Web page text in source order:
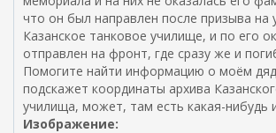
что он был направлен после призыва на
Казанское танковое училище, и по его
отправлен на фронт, где сразу же и
Помогите найти информацию о моём
подскажет координаты архива
училища, может, там есть какая-нибудь
Изображение: